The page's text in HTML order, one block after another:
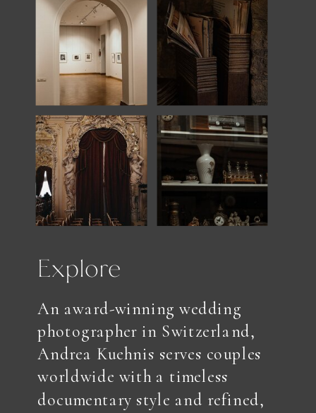
Explore
An award-winning wedding
photographer in Switzerland,
Andrea Kuehnis serves couples
worldwide with a timeless
documentary style and refined,